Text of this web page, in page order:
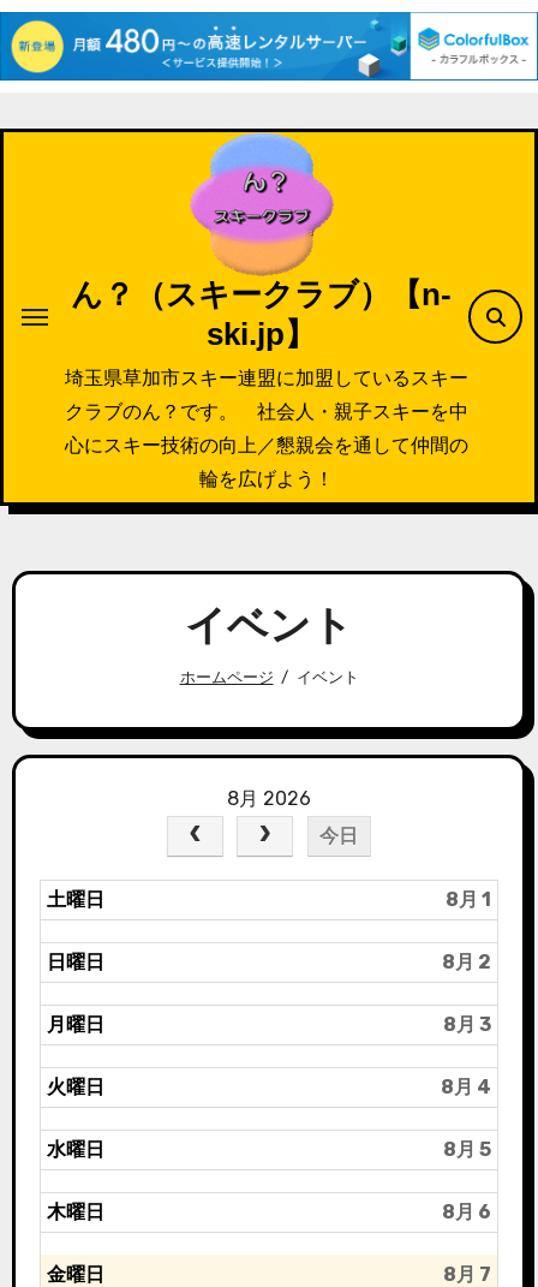
ん？（スキークラブ）【n-
ski.jp】
埼玉県草加市スキー連盟に加盟しているスキー
クラブのん？です。 社会人・親子スキーを中
心にスキー技術の向上／懇親会を通して仲間の
輪を広げよう！
イベント
ホームページ イベント
8月 2026
今日
土曜日 8月 1
日曜日 8月 2
月曜日 8月 3
火曜日 8月 4
水曜日 8月 5
木曜日 8月 6
金曜日 8月 7